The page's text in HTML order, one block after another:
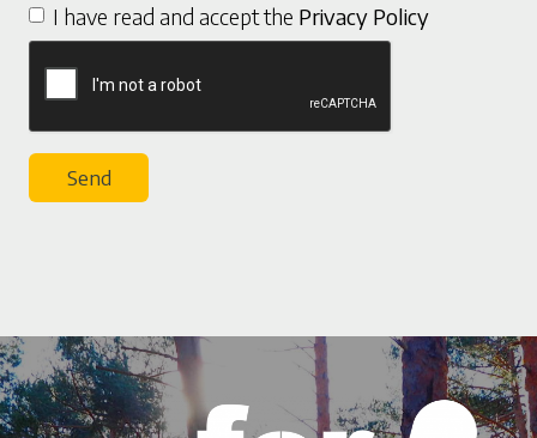
I have read and accept the Privacy Policy
Send